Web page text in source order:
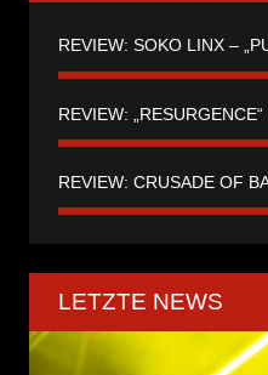
REVIEW:
LETZTE NEWS